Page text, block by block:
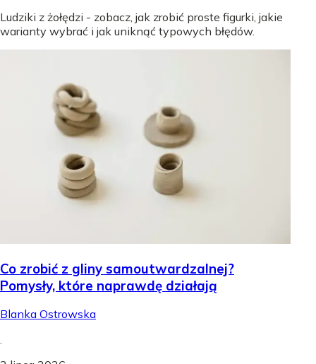
Ludziki z żołędzi - zobacz, jak zrobić proste figurki, jakie
warianty wybrać i jak uniknąć typowych błędów.
Co zrobić z gliny samoutwardzalnej?
Pomysły, które naprawdę działają
Blanka Ostrowska
.